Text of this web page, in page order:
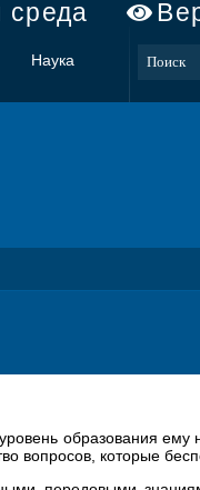
среда
Наука
образования ему
вопросов, которые